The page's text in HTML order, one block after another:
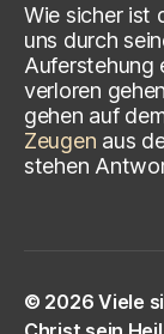
Wie sicher ist
uns durch
Auferstehung
verloren
gehen auf
Zeugen aus
stehen
© 2026Viele